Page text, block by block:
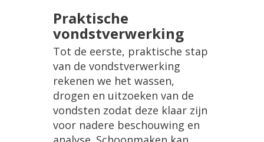
Praktische
vondstverwerking
Tot de eerste, praktische stap
van de vondstverwerking
rekenen we het wassen,
drogen en uitzoeken van de
vondsten zodat deze klaar zijn
voor nadere beschouwing en